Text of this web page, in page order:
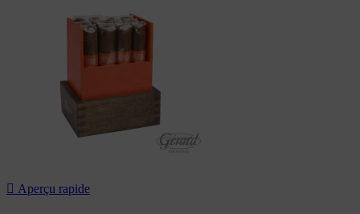
 Aperçu rapide